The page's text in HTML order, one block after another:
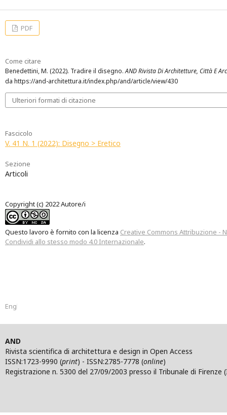
PDF
Come citare
Benedettini, M. (2022). Tradire il disegno.AND Rivista Di Architetture, Città E
da https://and-architettura.it/index.php/and/article/view/430
Ulteriori formati di citazione
Fascicolo
V. 41 N. 1 (2022): Disegno > Eretico
Sezione
Articoli
Copyright (c) 2022 Autore/i
Questo lavoro è fornito con la licenza Creative Commons Attribuzione -
Condividi allo stesso modo 4.0 Internazionale.
English
AND
Rivista scientifica di architettura e design in Open Access
ISSN:1723-9990 (print) - ISSN:2785-7778 (online)
Registrazione n. 5300 del 27/09/2003 presso il Tribunale di Firenze